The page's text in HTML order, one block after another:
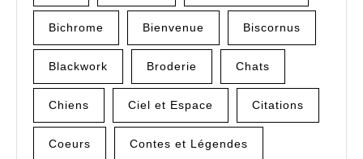
Bichrome Bienvenue Biscornus
Blackwork Broderie Chats
Chiens Ciel et Espace Citations
Coeurs Contes et Légendes